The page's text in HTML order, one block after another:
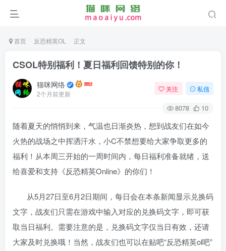
首页 反恐精英OL 正文
CSOL特别福利！夏日福利回馈特别的你！
猫咪网络
2个月前更新
关注 私信
8078 10
随着夏天的悄悄到来，气温也日渐炎热，想到战友们在如今
火热的战场之中挥洒汗水，小C不禁想要给大家争取更多的
福利！从本周三开始的一周时间内，每日福利准备就绪，送
给喜爱和支持《反恐精英Online》的你们！
从5月27日至6月2日期间，每日会在本条新闻显示兑换码
文字，战友们只需在游戏中输入对应的兑换码文字，即可获
取当日福利。需要注意的是，兑换码文字仅当日有效，还请
大家及时兑换哦！当然，战友们也可以在贴吧“反恐精英ol吧”